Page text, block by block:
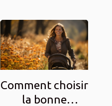
Comment choisir
la bonne